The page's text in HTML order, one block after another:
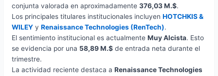
conjunta valorada en aproximadamente 376,03 M.$.
Los principales titulares institucionales incluyen HOTCHKIS &
WILEYy Renaissance Technologies (RenTech).
El sentimiento institucional es actualmente Muy Alcista. Esto
se evidencia por una 58,89 M.$de entrada neta durante el
trimestre.
La actividad reciente destaca a Renaissance Technologies